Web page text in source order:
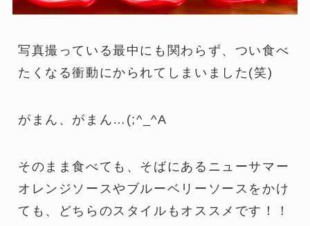
写真撮っている最中にも関わらず、つい食べ
たくなる衝動にかられてしまいました(笑)
がまん、がまん…(;^_^A
そのまま食べても、そばにあるニューサマー
オレンジソースやブルーベリーソースをかけ
ても、どちらのスタイルもオススメです！！